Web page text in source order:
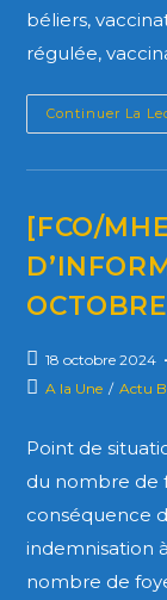
béliers,
régulée,
Continuer La
[FCO/
18 octobre 2024
A la Une / Actu
Point de
du nombre de
conséquence de
indemnisation
nombre de